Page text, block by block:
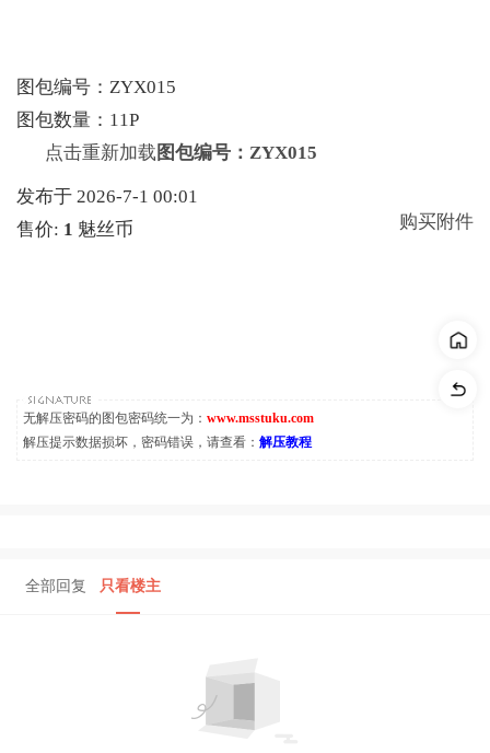
图包编号：ZYX015
图包数量：11P
点击重新加载 图包编号：ZYX015
发布于 2026-7-1 00:01
售价: 1 魅丝币 购买附件
无解压密码的图包密码统一为： www.msstuku.com
解压提示数据损坏，密码错误，请查看： 解压教程
全部回复 只看楼主